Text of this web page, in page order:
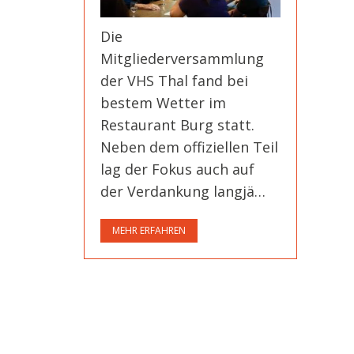
Die
Mitgliederversammlung
der VHS Thal fand bei
bestem Wetter im
Restaurant Burg statt.
Neben dem offiziellen Teil
lag der Fokus auch auf
der Verdankung langjä…
MEHR ERFAHREN